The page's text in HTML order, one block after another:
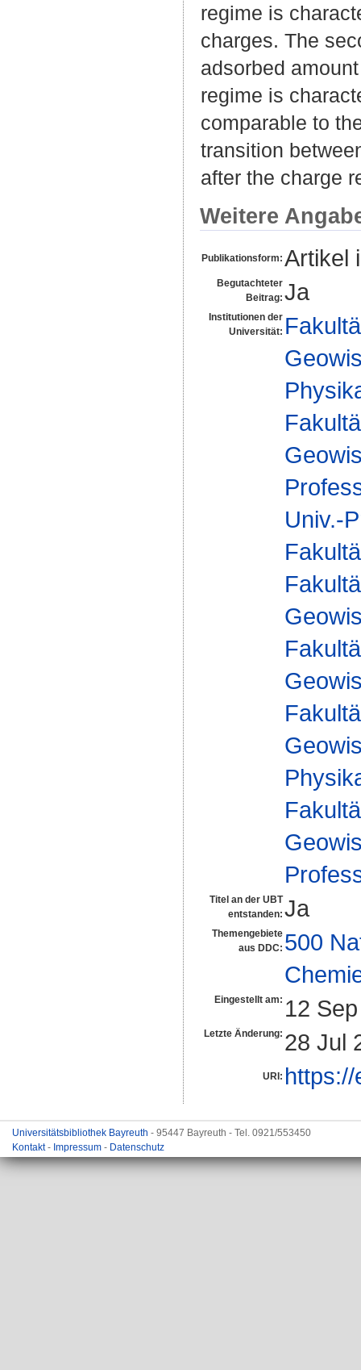
regime is
charges. The
adsorbed
regime is
comparable to
transition
after the charge
Weitere
Publikationsform: Artikel
Begutachteter
Beitrag: Ja
Institutionen der
Universität:
Univ.-
Titel an der UBT
entstanden: Ja
Themengebiete
aus DDC: 500
Eingestellt am: 12
Letzte Änderung: 28 Jul
URI:
Universitätsbibliothek Bayreuth - 95447 Bayreuth - Tel. 0921/553450
Kontakt- Impressum - Datenschutz